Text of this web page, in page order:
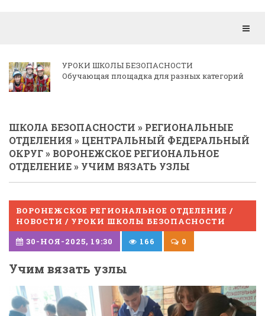
КОРРЕСПОНДЕНЦИЯ РЕГИОНАЛЬНЫМ
ОТДЕЛЕНИЯМ
ШКОЛА БЕЗОПАСНОСТИ » РЕГИОНАЛЬНЫЕ
ОТДЕЛЕНИЯ » ЦЕНТРАЛЬНЫЙ ФЕДЕРАЛЬНЫЙ
ОКРУГ» ВОРОНЕЖСКОЕ РЕГИОНАЛЬНОЕ
ОТДЕЛЕНИЕ» УЧИМ ВЯЗАТЬ УЗЛЫ
ВОРОНЕЖСКОЕ РЕГИОНАЛЬНОЕ ОТДЕЛЕНИЕ /
НОВОСТИ / УРОКИ ШКОЛЫ БЕЗОПАСНОСТИ
30-НОЯ-2025, 19:30
166 0
Учим вязать узлы